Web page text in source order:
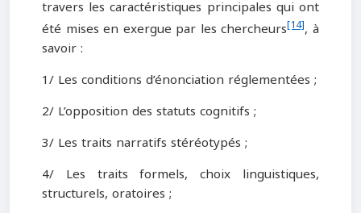
travers les caractéristiques principales qui ont
été mises en exergue par les chercheurs[14], à
savoir :
1/ Les conditions d’énonciation réglementées ;
2/ L’opposition des statuts cognitifs ;
3/ Les traits narratifs stéréotypés ;
4/ Les traits formels, choix linguistiques,
structurels, oratoires ;